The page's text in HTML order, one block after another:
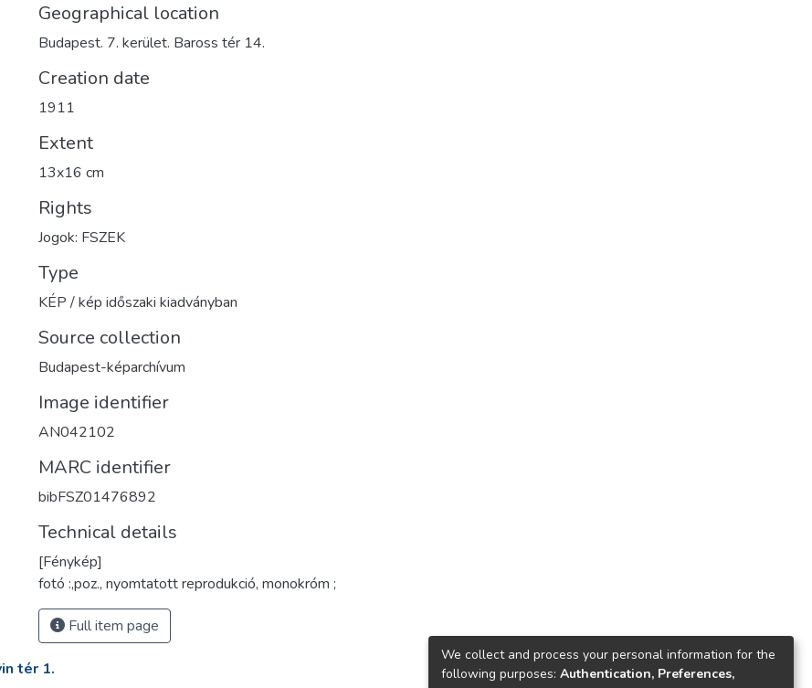
Geographical location
Budapest. 7. kerület. Baross tér 14.
Creation date
1911
Extent
13x16 cm
Rights
Jogok: FSZEK
Type
KÉP / kép időszaki kiadványban
Source collection
Budapest-képarchívum
Image identifier
AN042102
MARC identifier
bibFSZ01476892
Technical details
[Fénykép]
fotó :,poz., nyomtatott reprodukció, monokróm ;
Full item page
tér 1.
We collect and process your personal information for the
following purposes: Authentication, Preferences,